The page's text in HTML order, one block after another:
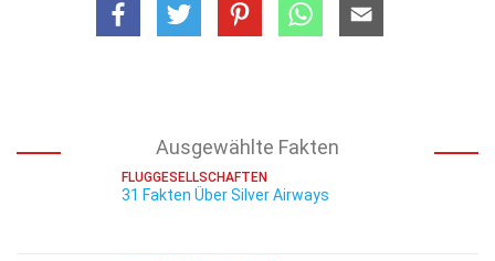
Ausgewählte Fakten
FLUGGESELLSCHAFTEN
31 Fakten Über Silver Airways